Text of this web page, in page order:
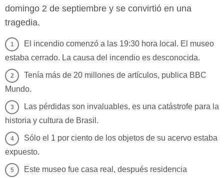
domingo 2 de septiembre y se convirtió en una
tragedia.
El incendio comenzó a las 19:30 hora local. El museo
estaba cerrado. La causa del incendio es desconocida.
Tenía más de 20 millones de artículos, publica BBC
Mundo.
Las pérdidas son invaluables, es una catástrofe para la
historia y cultura de Brasil.
Sólo el 1 por ciento de los objetos de su acervo estaba
expuesto.
Este museo fue casa real, después residencia